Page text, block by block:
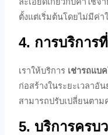
ละเอียดเกี่ยวกับค่าใช้จ่
ตั้งแต่เริ่มต้นโดยไม่มีค่า
4. การบริการ
เราให้บริการ เช่ารถแบ
ก่อสร้างในระยะเวลาอั
สามารถปรับเปลี่ยนตา
5. บริการครบ